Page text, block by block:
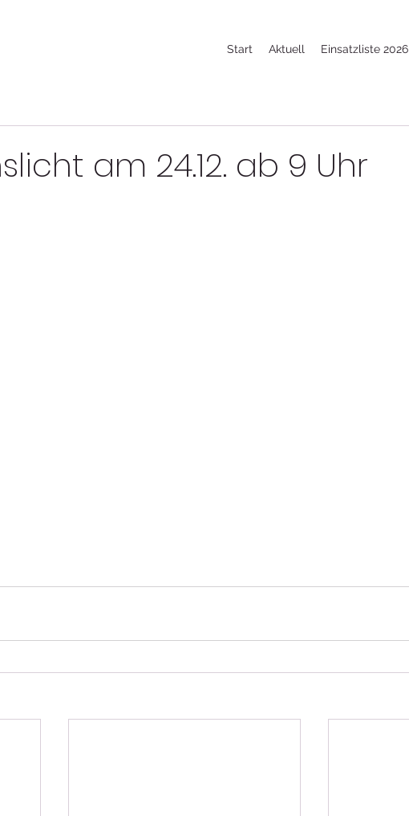
Start Aktuell Einsatzliste 2026
am 24.12. ab 9 Uhr